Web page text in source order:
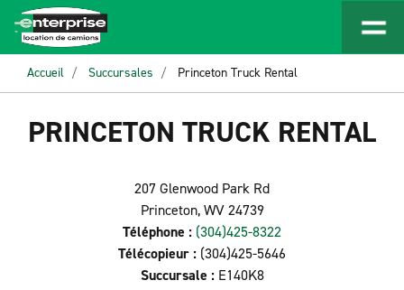
Accueil Succursales Princeton Truck Rental
PRINCETON TRUCK RENTAL
207 Glenwood Park Rd
Princeton, WV 24739
Téléphone : (304)425-8322
Télécopieur : (304)425-5646
Succursale : E140K8